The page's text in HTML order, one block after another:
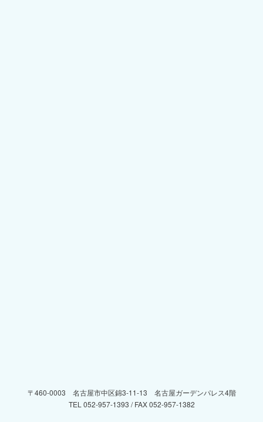
〒460-0003 名古屋市中区錦3-11-13 名古屋ガーデンパレス4階
TEL 052-957-1393 / FAX 052-957-1382